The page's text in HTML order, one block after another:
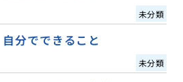
未分類
分でできること
未分類